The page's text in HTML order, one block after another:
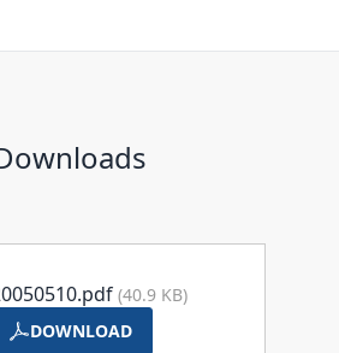
(40.9 KB)
DOWNLOAD